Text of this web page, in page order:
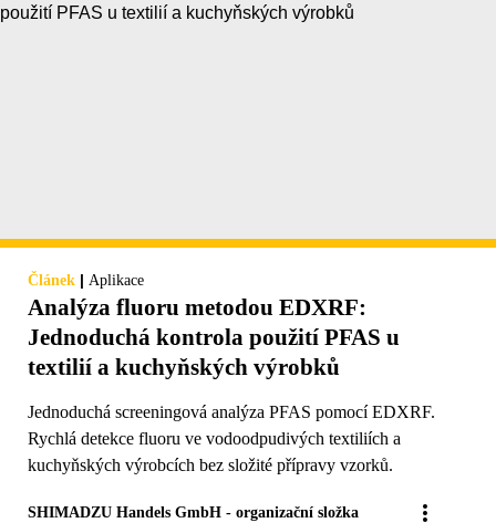
Článek | Aplikace
Analýza fluoru metodou EDXRF:
Jednoduchá kontrola použití PFAS u
textilií a kuchyňských výrobků
Jednoduchá screeningová analýza PFAS pomocí EDXRF.
Rychlá detekce fluoru ve vodoodpudivých textiliích a
kuchyňských výrobcích bez složité přípravy vzorků.
SHIMADZU Handels GmbH - organizační složka